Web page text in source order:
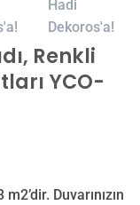
Renkli
YCO-
Duvarınızın